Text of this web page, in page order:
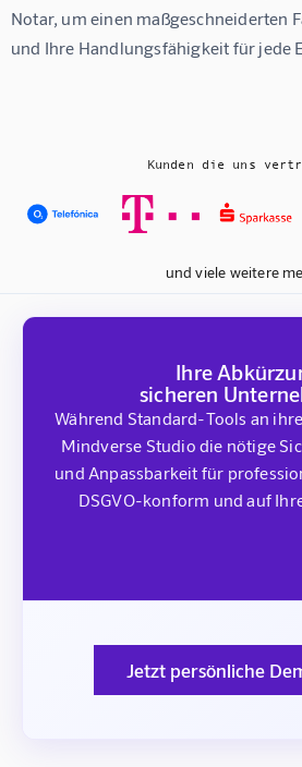
Notar, um einen maßgeschneiderten
und Ihre Handlungsfähigkeit für jede
Kunden die uns
und viele weitere
Ihre
sicheren
Während Standard-Tools an
Mindverse Studio die nötige
und Anpassbarkeit für
DSGVO-konform und auf
Jetzt persönliche